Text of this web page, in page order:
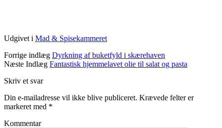
Udgivet i Mad & Spisekammeret
Forrige indlæg Dyrkning af buketfyld i skærehaven
Næste Indlæg Fantastisk hjemmelavet olie til salat og pasta
Skriv et svar
Din e-mailadresse vil ikke blive publiceret. Krævede felter er
markeret med *
Kommentar